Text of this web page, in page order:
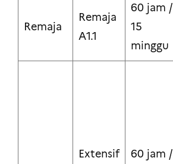
Remaja
Remaja
A1.1
60 jam /
15
minggu
Extensif
60 jam /